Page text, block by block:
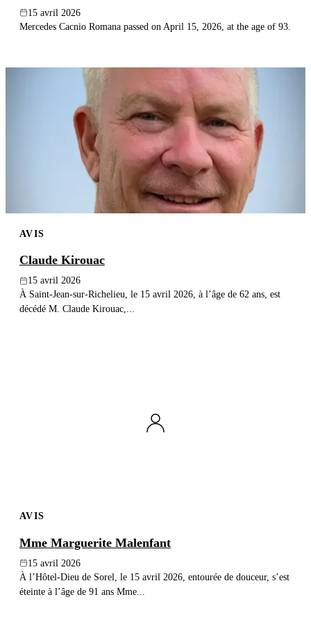
15 avril 2026
Mercedes Cacnio Romana passed on April 15, 2026, at the age of 93.
AVIS
Claude Kirouac
15 avril 2026
À Saint-Jean-sur-Richelieu, le 15 avril 2026, à l’âge de 62 ans, est
décédé M. Claude Kirouac,...
AVIS
Mme Marguerite Malenfant
15 avril 2026
À l’Hôtel-Dieu de Sorel, le 15 avril 2026, entourée de douceur, s’est
éteinte à l’âge de 91 ans Mme...